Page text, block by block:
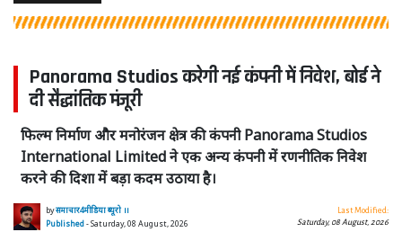
Panorama Studios करेगी नई कंपनी में निवेश, बोर्ड ने
दी सैद्धांतिक मंजूरी
फिल्म निर्माण और मनोरंजन क्षेत्र की कंपनी Panorama Studios
International Limited ने एक अन्य कंपनी में रणनीतिक निवेश
करने की दिशा में बड़ा कदम उठाया है।
byसमाचार4मीडिया ब्यूरो ।।
Published- Saturday, 08 August, 2026
Last Modified:
Saturday, 08 August, 2026